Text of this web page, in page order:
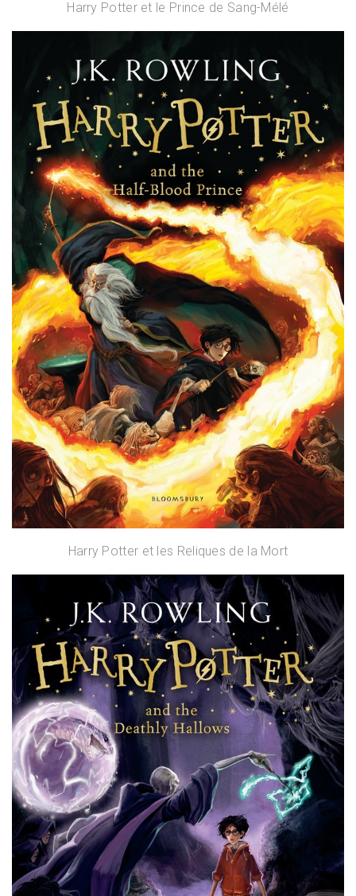
Harry Potter et le Prince de Sang-Mélé
Harry Potter et les Reliques de la Mort